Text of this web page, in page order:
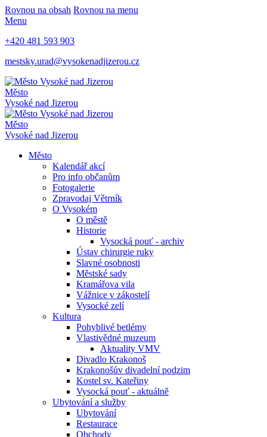
Rovnou na obsah Rovnou na menu
Menu
+420 481 593 903
mestsky.urad@vysokenadjizerou.cz
Město
Vysoké nad Jizerou
Město
Vysoké nad Jizerou
Město
Kalendář akcí
Pro info občanům
Fotogalerie
Zpravodaj Větrník
O Vysokém
O městě
Historie
Vysocká pouť - archiv
Ústav chirurgie ruky
Slavné osobnosti
Městské sady
Kramářova vila
Vážnice v zákostelí
Vysocké zelí
Kultura
Pohyblivé betlémy
Vlastivědné muzeum
Aktuality VMV
Divadlo Krakonoš
Krakonošův divadelní podzim
Kostel sv. Kateřiny
Vysocká pouť - aktuálně
Ubytování a služby
Ubytování
Restaurace
Obchody